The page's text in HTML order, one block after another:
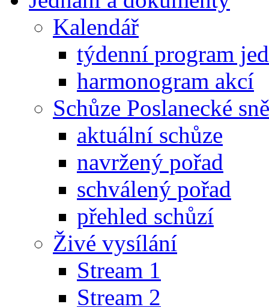
Kalendář
týdenní program
harmonogram akcí
Schůze Poslanecké
aktuální schůze
navržený pořad
schválený pořad
přehled schůzí
Živé vysílání
Stream 1
Stream 2